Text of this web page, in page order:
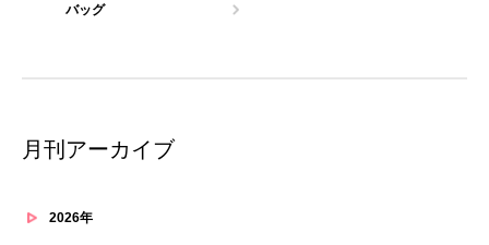
バッグ
月刊アーカイブ
2026年